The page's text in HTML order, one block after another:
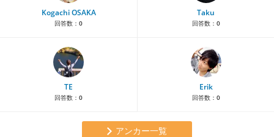
Kogachi OSAKA
回答数： 0
Taku
回答数： 0
TE
回答数： 0
Erik
回答数： 0
アンカー一覧